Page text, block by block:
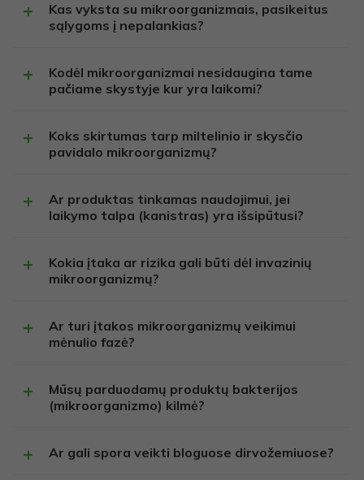
Kas vyksta su mikroorganizmais, pasikeitus
sąlygoms į nepalankias?
Kodėl mikroorganizmai nesidaugina tame
pačiame skystyje kur yra laikomi?
Koks skirtumas tarp miltelinio ir skysčio
pavidalo mikroorganizmų?
Ar produktas tinkamas naudojimui, jei
laikymo talpa (kanistras) yra išsipūtusi?
Kokia įtaka ar rizika gali būti dėl invazinių
mikroorganizmų?
Ar turi įtakos mikroorganizmų veikimui
mėnulio fazė?
Mūsų parduodamų produktų bakterijos
(mikroorganizmo) kilmė?
Ar gali spora veikti bloguose dirvožemiuose?